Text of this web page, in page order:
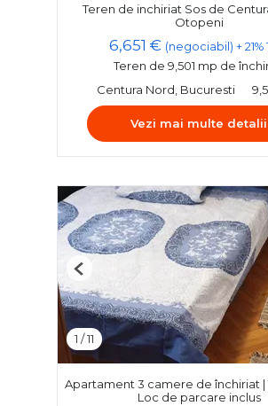
Teren de inchiriat Sos de
Otopeni
6,651 € (negociabil) + 21%
Teren de 9,501 mp de
Centura Nord, Bucuresti
Vezi mai multe detalii
1 /11
Previous
Apartament 3 camere de închiriat |
Loc de parcare inclus